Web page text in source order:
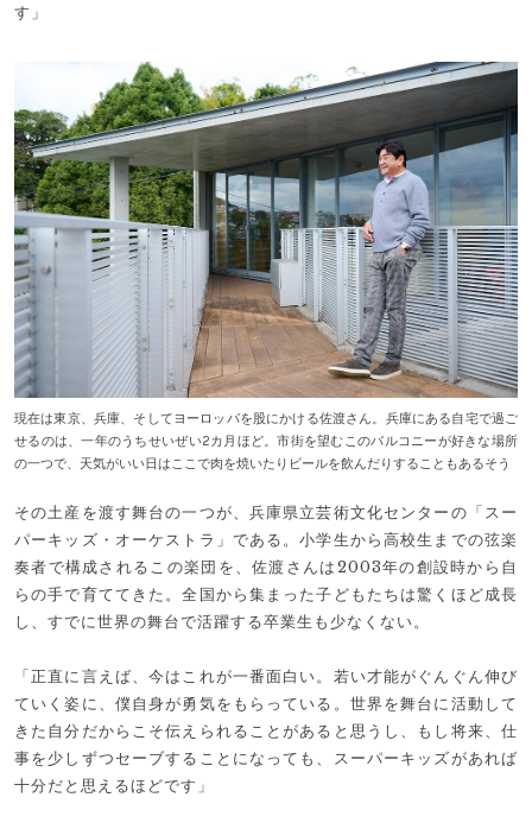
す」
現在は東京、兵庫、そしてヨーロッパを股にかける佐渡さん。兵庫にある自宅で過ご
せるのは、一年のうちせいぜい2カ月ほど。市街を望むこのバルコニーが好きな場所
の一つで、天気がいい日はここで肉を焼いたりビールを飲んだりすることもあるそう
その土産を渡す舞台の一つが、兵庫県立芸術文化センターの「スー
パーキッズ・オーケストラ」である。小学生から高校生までの弦楽
奏者で構成されるこの楽団を、佐渡さんは2003年の創設時から自
らの手で育ててきた。全国から集まった子どもたちは驚くほど成長
し、すでに世界の舞台で活躍する卒業生も少なくない。
「正直に言えば、今はこれが一番面白い。若い才能がぐんぐん伸び
ていく姿に、僕自身が勇気をもらっている。世界を舞台に活動して
きた自分だからこそ伝えられることがあると思うし、もし将来、仕
事を少しずつセーブすることになっても、スーパーキッズがあれば
十分だと思えるほどです」